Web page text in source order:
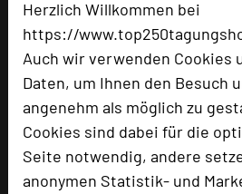
Herzlich Willkommen bei
https://
Auch wir verwenden Cookies
Daten, um Ihnen den Besuch
angenehm als möglich zu
Cookies sind dabei für die
Seite notwendig, andere
anonymen Statistik- und
Hauptstraße 26
89555 Steinheim
phone +49 7329 96150
mail Email
language Homepage